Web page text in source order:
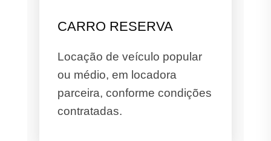
CARRO RESERVA
Locação de veículo popular
ou médio, em locadora
parceira, conforme condições
contratadas.